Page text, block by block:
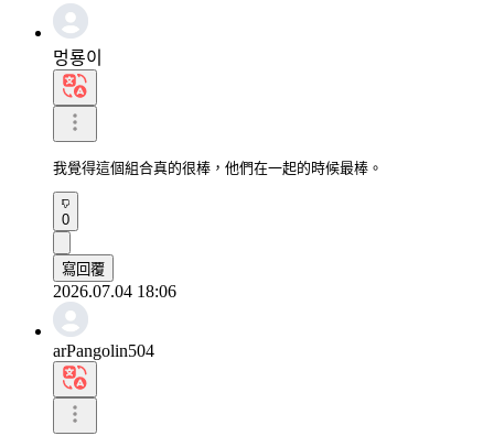
멍룡이
我覺得這個組合真的很棒，他們在一起的時候最棒。
0
寫回覆
2026.07.04 18:06
arPangolin504